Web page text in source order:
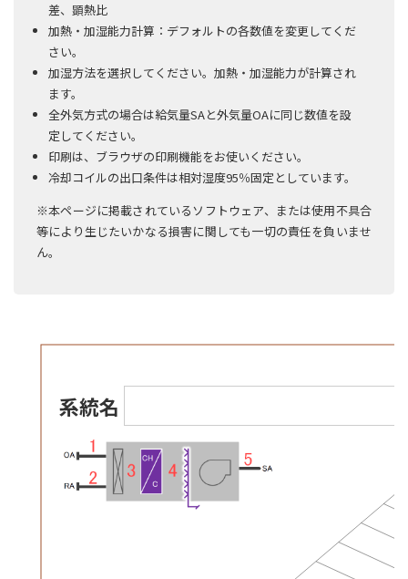
差、顕熱比
加熱・加湿能力計算：デフォルトの各数値を変更してくだ
さい。
加湿方法を選択してください。加熱・加湿能力が計算され
ます。
全外気方式の場合は給気量SAと外気量OAに同じ数値を設
定してください。
印刷は、ブラウザの印刷機能をお使いください。
冷却コイルの出口条件は相対湿度95％固定としています。
※本ページに掲載されているソフトウェア、または使用不具合
等により生じたいかなる損害に関しても一切の責任を負いませ
ん。
系統名